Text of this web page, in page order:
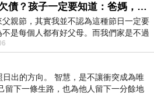
出生即欠債？孩子一定要知道：爸媽，其實我不欠你們
父親節，其實我並不認為這種節日一定要
不是每個人都有好父母。而我們家是不過
也沒什麼儀式感，生活趨近冷
出的方向。 智慧，是不讓衝突成為唯
留下一條生路，也為他人留下一分餘地